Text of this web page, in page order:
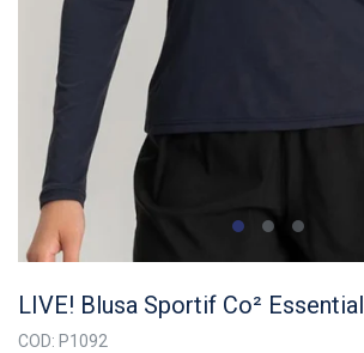
LIVE! Blusa Sportif Co² Essential
COD: P1092